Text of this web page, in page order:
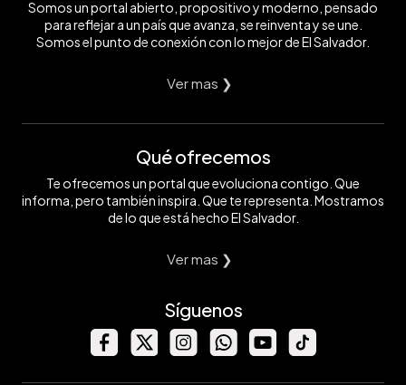
Somos un portal abierto, propositivo y moderno, pensado
para reflejar a un país que avanza, se reinventa y se une.
Somos el punto de conexión con lo mejor de El Salvador.
Ver mas ❯
Qué ofrecemos
Te ofrecemos un portal que evoluciona contigo. Que
informa, pero también inspira. Que te representa. Mostramos
de lo que está hecho El Salvador.
Ver mas ❯
Síguenos